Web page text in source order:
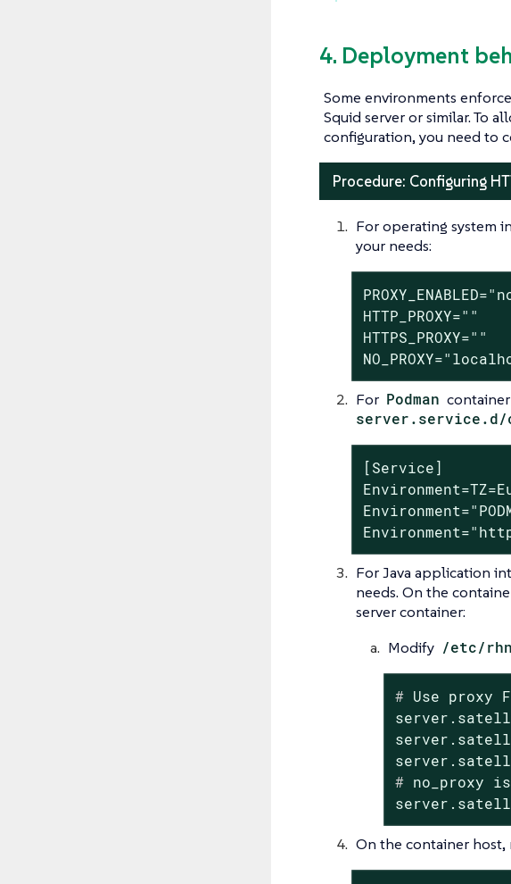
4. Deployment
Some environments
Squid server or similar. To
configuration, you need to
Procedure: Configuring
For operating system
your needs:
HTTP_PROXY=""
HTTPS_PROXY=""
For Podman
server.service.d/
[Service]
For Java application
needs. On the
server container:
Modify /etc/
# Use proxy
# no_proxy
On the container